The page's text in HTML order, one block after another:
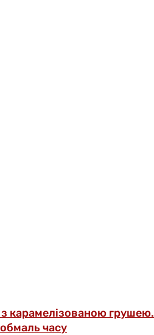
з карамелізованою грушею.
часу